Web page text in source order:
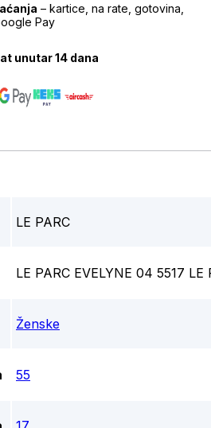
– kartice, na rate, gotovina,
Pay
unutar 14 dana
LE PARC
LE PARC EVELYNE 04 5517
Ženske
55